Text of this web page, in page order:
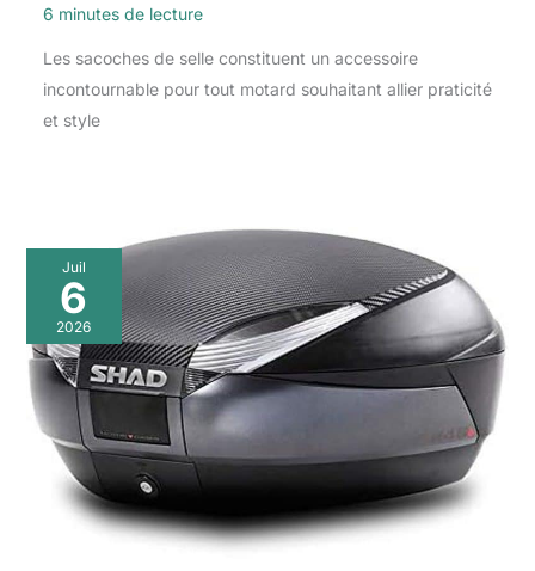
6 minutes de lecture
Les sacoches de selle constituent un accessoire
incontournable pour tout motard souhaitant allier praticité
et style
Juil
6
2026